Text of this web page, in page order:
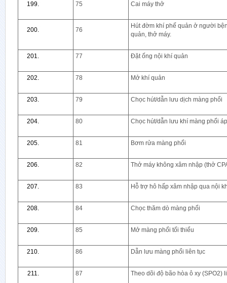
75 Cai máy thở
76
Hút đờm khí phế quản ở người
quản, thở máy.
77 Đặt ống nội khí quản
78 Mở khí quản
79 Chọc hút/dẫn lưu dịch màng phổi
80 Chọc hút/dẫn lưu khí màng phổi
81 Bơm rửa màng phổi
82 Thở máy không xâm nhập (thở
83 Hỗ trợ hô hấp xâm nhập qua nội
84 Chọc thăm dò màng phổi
85 Mở màng phổi tối thiểu
86 Dẫn lưu màng phổi liên tục
87 Theo dõi độ bão hòa ô xy (SPO2)